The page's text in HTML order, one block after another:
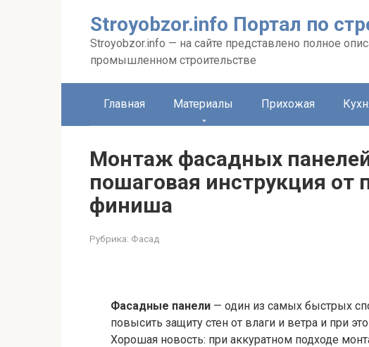
Stroyobzor.info Портал по
Stroyobzor.info — на сайте представлено полное
промышленном строительстве
Главная Материалы Прихожая
Монтаж фасадных
пошаговая инструкция от
финиша
Рубрика: Фасад
Фасадные панели — один из самых быстрых
повысить защиту стен от влаги и ветра и при
Хорошая новость: при аккуратном подходе